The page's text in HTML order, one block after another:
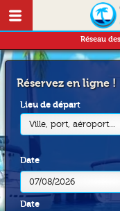
Réseau
Réservez en ligne !
Lieu de départ
Ville, port, aéroport...
Date
Date